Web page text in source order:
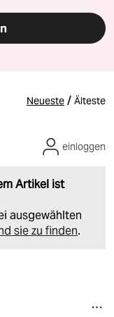
Neueste / Älteste
Artikel ist
ausgewählten
sie zu finden.
einloggen